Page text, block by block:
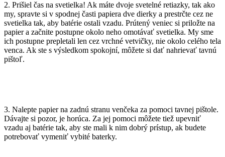
2. Prišiel čas na svetielka! Ak máte dvoje svetelné retiazky, tak ako
my, spravte si v spodnej časti papiera dve dierky a prestrčte cez ne
svetielka tak, aby batérie ostali vzadu. Prútený veniec si priložte na
papier a začnite postupne okolo neho omotávať svetielka. My sme
ich postupne prepletali len cez vrchné vetvičky, nie okolo celého tela
venca. Ak ste s výsledkom spokojní, môžete si dať nahrievať tavnú
pištoľ.
3. Nalepte papier na zadnú stranu venčeka za pomoci tavnej pištole.
Dávajte si pozor, je horúca. Za jej pomoci môžete tiež upevniť
vzadu aj batérie tak, aby ste mali k nim dobrý prístup, ak budete
potrebovať vymeniť vybité baterky.